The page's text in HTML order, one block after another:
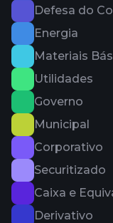
Energia
Utilidades
Governo
Municipal
Corporativo
Securitizado
Derivativo